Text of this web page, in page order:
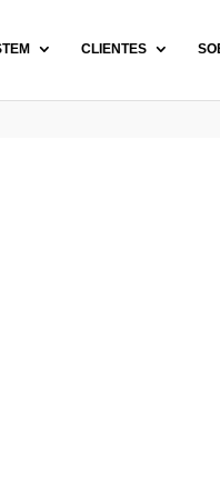
CLIENTES